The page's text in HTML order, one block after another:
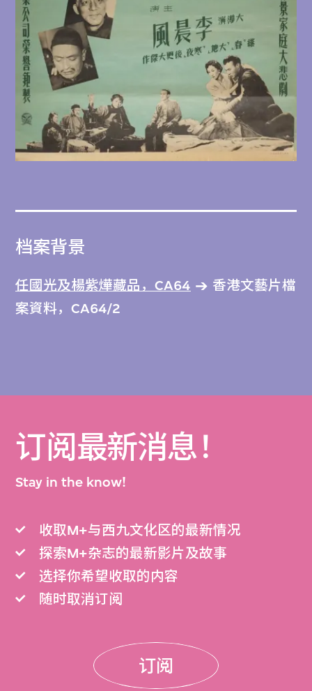
档案背景
任國光及楊紫燁藏品，CA64
香港文藝片檔
案資料，CA64/2
订阅最新消息！
Stay in the know!
收取M+与西九文化区的最新情况
探索M+杂志的最新影片及故事
选择你希望收取的内容
随时取消订阅
订阅